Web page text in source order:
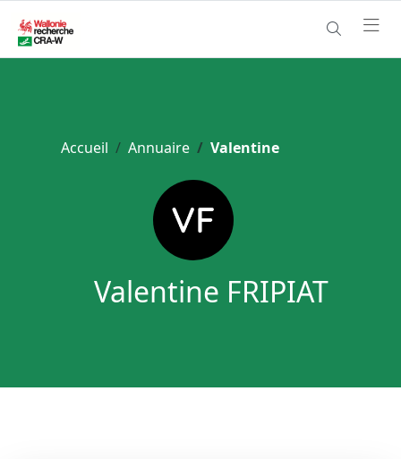
Accueil Annuaire Valentine
Valentine FRIPIAT